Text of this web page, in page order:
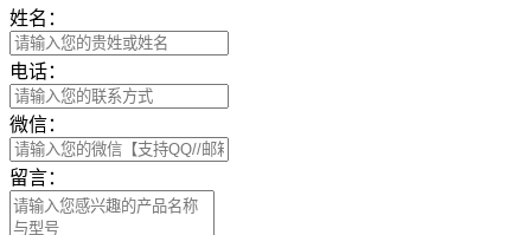
姓名：
电话：
微信：
留言：